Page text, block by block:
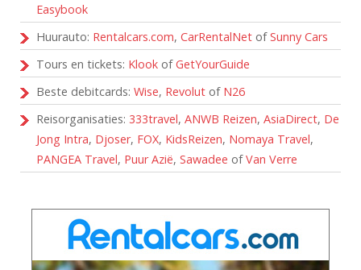
Easybook
Huurauto: Rentalcars.com, CarRentalNet ofSunny Cars
Tours en tickets: Klook ofGetYourGuide
Beste debitcards: Wise, Revolut of N26
Reisorganisaties: 333travel, ANWB Reizen, AsiaDirect, De
Jong Intra, Djoser, FOX, KidsReizen, Nomaya Travel,
PANGEA Travel, Puur Azië, Sawadee ofVan Verre